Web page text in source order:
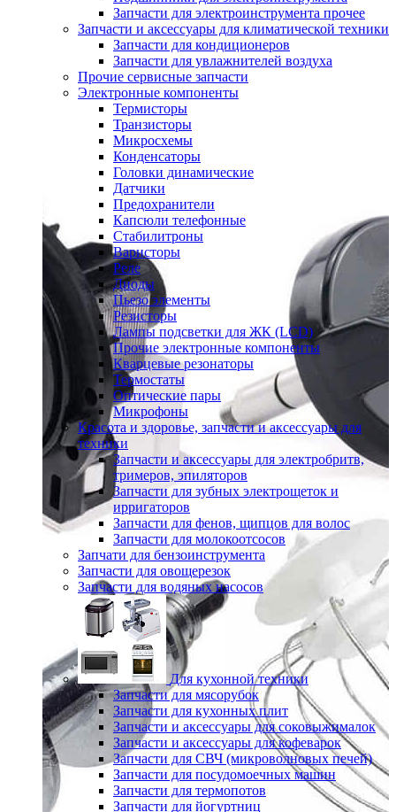
Запчасти для электроинструмента прочее
Запчасти и аксессуары для климатической техники
Запчасти для кондиционеров
Запчасти для увлажнителей воздуха
Прочие сервисные запчасти
Электронные компоненты
Термисторы
Транзисторы
Микросхемы
Конденсаторы
Головки динамические
Датчики
Предохранители
Капсюли телефонные
Стабилитроны
Варисторы
Реле
Диоды
Пьезо элементы
Резисторы
Лампы подсветки для ЖК (LCD)
Прочие электронные компоненты
Кварцевые резонаторы
Термостаты
Оптические пары
Микрофоны
Красота и здоровье, запчасти и аксессуары для
техники
Запчасти и аксессуары для электробритв,
тримеров, эпиляторов
Запчасти для зубных электрощеток и
ирригаторов
Запчасти для фенов, щипцов для волос
Запчасти для молокоотсосов
Запчати для бензоинструмента
Запчасти для овощерезок
Запчасти для водяных насосов
Для кухонной техники
Запчасти для мясорубок
Запчасти для кухонных плит
Запчасти и аксессуары для соковыжималок
Запчасти и аксессуары для кофеварок
Запчасти для СВЧ (микроволновых печей)
Запчасти для посудомоечных машин
Запчасти для термопотов
Запчасти для йогуртниц